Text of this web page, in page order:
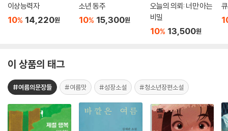
이상능력자
10% 14,220원
소년 동주
10% 15,300원
오늘의 의뢰: 너만 아는
비밀
10% 13,500원
이 상품의 태그
#여름의문장들 #여름맛 #성장소설 #청소년장편소설